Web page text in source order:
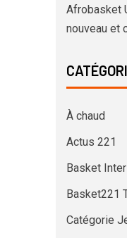
Afrobasket
nouveau et
À chaud
Actus 221
Basket Inter
Basket221
Catégorie